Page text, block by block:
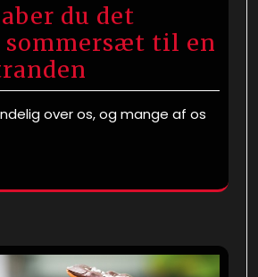
du det
til en
over os, og mange af os